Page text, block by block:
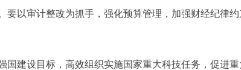
以审计整改为抓手，强化预算管理，加强财经纪律约
建设目标，高效组织实施国家重大科技任务，促进重